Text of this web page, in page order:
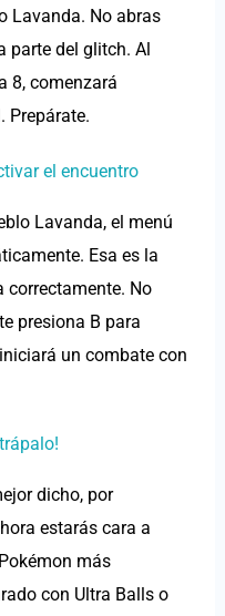
Lavanda. No abras
parte del glitch. Al
8, comenzará
Prepárate.
el encuentro
Lavanda, el menú
Esa es la
correctamente. No
presiona B para
un combate con
dicho, por
estarás cara a
más
con Ultra Balls o